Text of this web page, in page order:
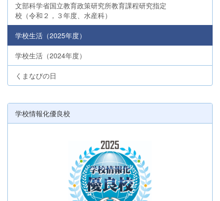
文部科学省国立教育政策研究所教育課程研究指定
校（令和２，３年度、水産科）
学校生活（2025年度）
学校生活（2024年度）
くまなびの日
学校情報化優良校